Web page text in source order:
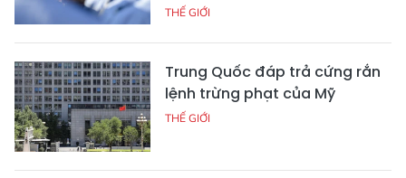
THẾ GIỚI
Trung Quốc đáp trả cứng rắn
lệnh trừng phạt của Mỹ
THẾ GIỚI